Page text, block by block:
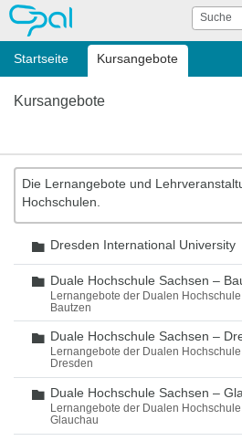
OPAL Suche
Startseite Kursangebote
Kursangebote
Die Lernangebote und
Hochschulen.
Ordner
Dresden International University
Ordner
Duale Hochschule Sachsen –
Lernangebote der Dualen
Bautzen
Ordner
Duale Hochschule Sachsen –
Lernangebote der Dualen
Dresden
Ordner
Duale Hochschule Sachsen –
Lernangebote der Dualen
Glauchau